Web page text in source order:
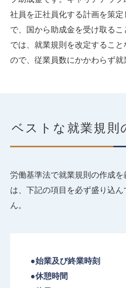
社員を正社員化する計画を策定
で、国から助成金を受け取る
では、就業規則を改定するこ
ので、従業員数にかかわらず就
ベストな就業規則
労働基準法で就業規則の作成
は、下記の項目を必ず盛り込
ん。
●始業及び終業時刻
●休憩時間